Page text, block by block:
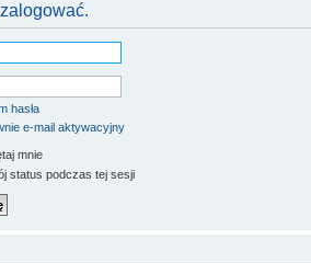
hasła
e-mail aktywacyjny
mnie
status podczas tej sesji